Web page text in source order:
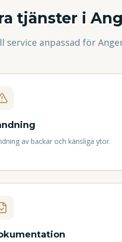
tjänster i
service anpassad för
av backar och känsliga ytor.